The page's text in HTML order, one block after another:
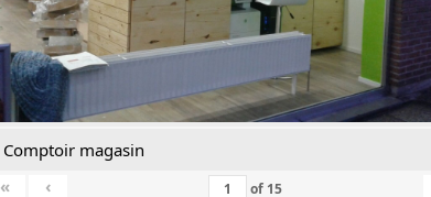
Comptoir magasin
«
‹ of 15